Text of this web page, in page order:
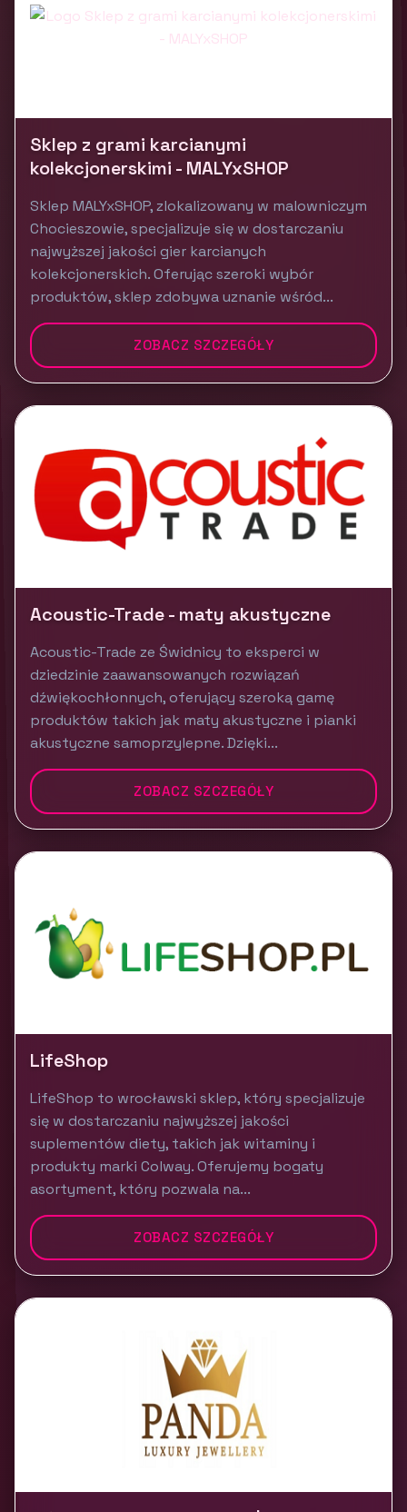
Sklep z grami karcianymi
kolekcjonerskimi - MALYxSHOP
Sklep MALYxSHOP, zlokalizowany w malowniczym
Chocieszowie, specjalizuje się w dostarczaniu
najwyższej jakości gier karcianych
kolekcjonerskich. Oferując szeroki wybór
produktów, sklep zdobywa uznanie wśród...
ZOBACZ SZCZEGÓŁY
Acoustic-Trade - maty akustyczne
Acoustic-Trade ze Świdnicy to eksperci w
dziedzinie zaawansowanych rozwiązań
dźwiękochłonnych, oferujący szeroką gamę
produktów takich jak maty akustyczne i pianki
akustyczne samoprzylepne. Dzięki...
ZOBACZ SZCZEGÓŁY
LifeShop
LifeShop to wrocławski sklep, który specjalizuje
się w dostarczaniu najwyższej jakości
suplementów diety, takich jak witaminy i
produkty marki Colway. Oferujemy bogaty
asortyment, który pozwala na...
ZOBACZ SZCZEGÓŁY